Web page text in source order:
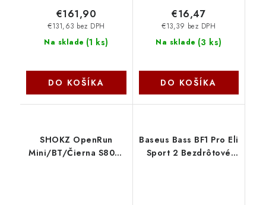
Na sklade (1 ks)
€131,63 bez DPH
€161,90
DO KOŠÍKA
Na sklade (3 ks)
€13,39 bez DPH
€16,47
DO KOŠÍKA
SHOKZ OpenRun
Mini/BT/Čierna S806-
Baseus Bass BF1 Pro Eli
Sport 2 Bezdrôtové